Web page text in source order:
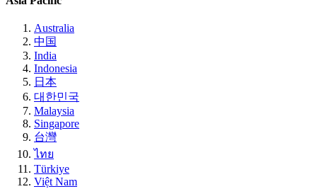
Australia
中国
India
Indonesia
日本
대한민국
Malaysia
Singapore
台灣
ไทย
Türkiye
Việt Nam